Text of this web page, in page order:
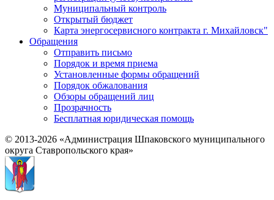
Муниципальный контроль
Открытый бюджет
Карта энергосервисного контракта г. Михайловск"
Обращения
Отправить письмо
Порядок и время приема
Установленные формы обращений
Порядок обжалования
Обзоры обращений лиц
Прозрачность
Бесплатная юридическая помощь
© 2013-2026 «Администрация Шпаковского муниципального
округа Ставропольского края»